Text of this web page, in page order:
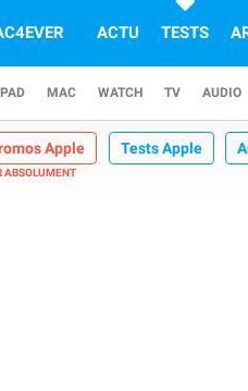
ACTU TESTS
MAC WATCH TV AUDIO
Apple Tests Apple